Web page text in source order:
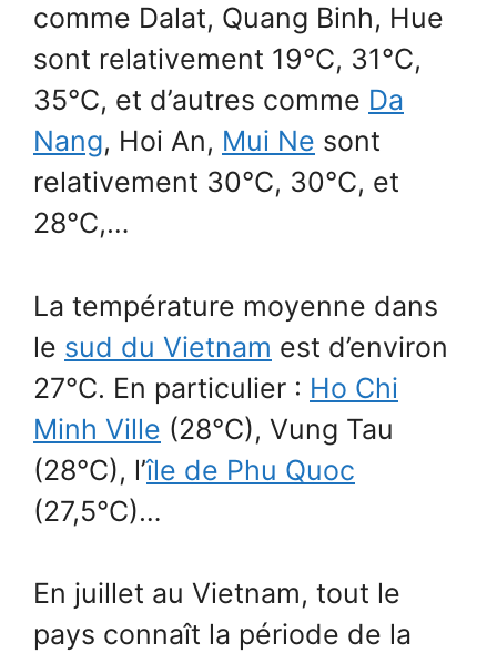
comme Dalat, Quang Binh, Hue
sont relativement 19°C, 31°C,
35°C, et d’autres comme Da
Nang, Hoi An, Mui Ne sont
relativement 30°C, 30°C, et
28°C,…
La température moyenne dans
le sud du Vietnam est d’environ
27°C. En particulier : Ho Chi
Minh Ville (28°C), Vung Tau
(28°C), l’île de Phu Quoc
(27,5°C)…
En juillet au Vietnam, tout le
pays connaît la période de la